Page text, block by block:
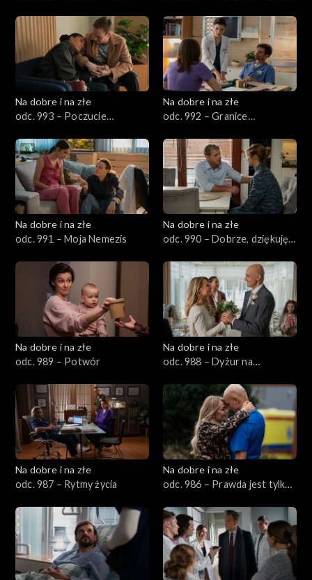
501–600
Na dobre i na złe
odc. 993 – Poczucie
Na dobre i na złe
odc. 992 – Granice
Na dobre i na złe
odc. 991 – Moja Nemezis
Na dobre i na złe
odc. 990 – Dobrze, dziękuję,
Na dobre i na złe
odc. 989 – Potwór
Na dobre i na złe
odc. 988 – Dyżur na
Na dobre i na złe
odc. 987 – Rytmy życia
Na dobre i na złe
odc. 986 – Prawda jest tylko